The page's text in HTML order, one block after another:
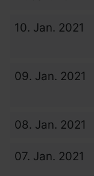
10. Jan. 2021
09. Jan. 2021
08. Jan. 2021
07. Jan. 2021